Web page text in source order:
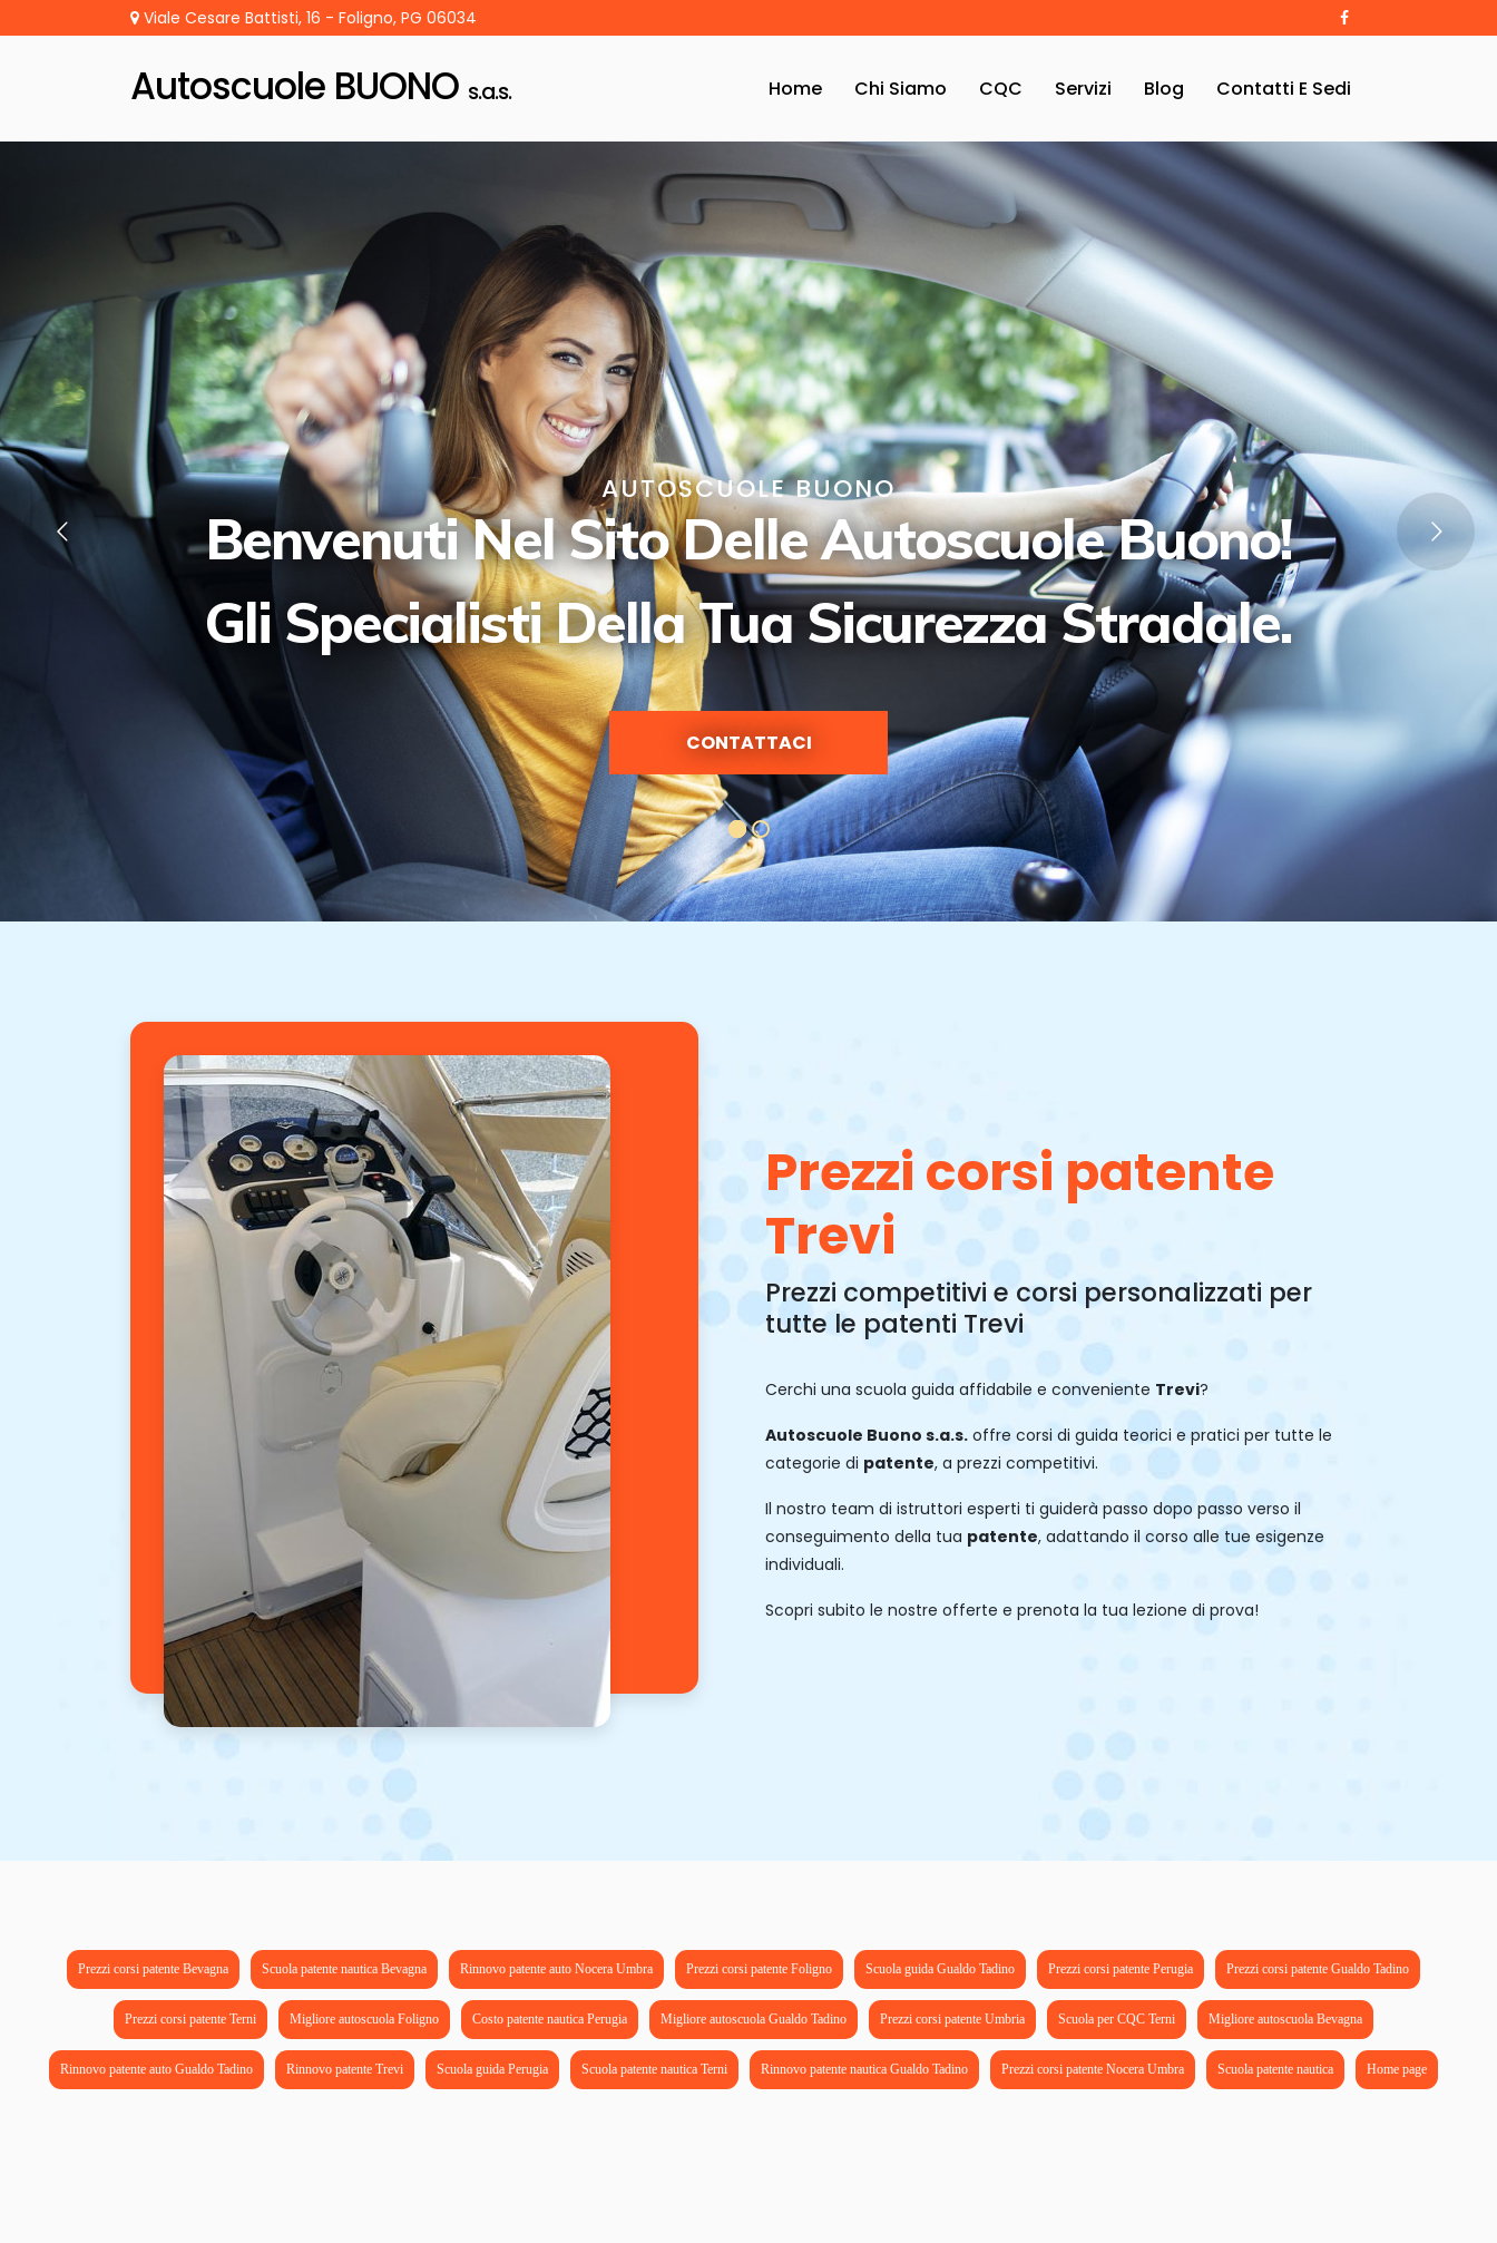
Viale Cesare Battisti, 16 - Foligno, PG 06034
Autoscuole BUONO s.a.s. Home Chi Siamo CQC Servizi Blog Contatti E Sedi
AUTOSCUOLE BUONO
Benvenuti Nel Sito Delle Autoscuole Buono!
Gli Specialisti Della Tua Sicurezza Stradale.
CONTATTACI
Prezzi corsi patente
Trevi
Prezzi competitivi e corsi personalizzati per
tutte le patenti Trevi
Cerchi una scuola guida affidabile e conveniente Trevi?
Autoscuole Buono s.a.s. offre corsi di guida teorici e pratici per tutte le
categorie di patente, a prezzi competitivi.
Il nostro team di istruttori esperti ti guiderà passo dopo passo verso il
conseguimento della tua patente, adattando il corso alle tue esigenze
individuali.
Scopri subito le nostre offerte e prenota la tua lezione di prova!
Prezzi corsi patente Bevagna Scuola patente nautica Bevagna Rinnovo patente auto Nocera Umbra Prezzi corsi patente Foligno Scuola guida Gualdo Tadino Prezzi corsi patente Perugia Prezzi corsi patente Gualdo Tadino
Prezzi corsi patente Terni Migliore autoscuola Foligno Costo patente nautica Perugia Migliore autoscuola Gualdo Tadino Prezzi corsi patente Umbria Scuola per CQC Terni Migliore autoscuola Bevagna
Rinnovo patente auto Gualdo Tadino Rinnovo patente Trevi Scuola guida Perugia Scuola patente nautica Terni Rinnovo patente nautica Gualdo Tadino Prezzi corsi patente Nocera Umbra Scuola patente nautica Home page